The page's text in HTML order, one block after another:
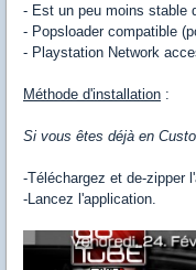
- Est un peu moins stable
- Popsloader compatible
- Playstation Network
Méthode d'installation :
Si vous êtes déjà en
-Téléchargez et de-zipper
-Lancez l'application.